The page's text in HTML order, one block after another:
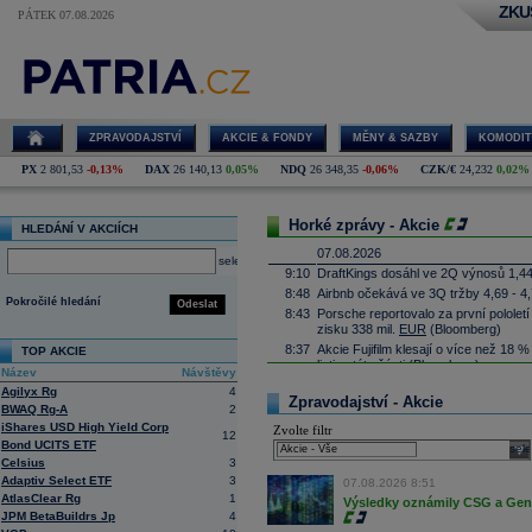
PÁTEK 07.08.2026
ZPRAVODAJSTVÍ AKCIE & FONDY MĚNY & SAZBY
PX 2 801,53 -0,13% DAX 26 140,13 0,05% NDQ 26 348,35 -0,06% CZK/€ 24,232 0,02%
HLEDÁNÍ V AKCIÍCH
select
Odeslat
Pokročilé hledání
TOP AKCIE
Název
Návštěvy
Agilyx Rg
4
BWAQ Rg-A
2
iShares USD High Yield Corp
Bond UCITS ETF
12
Celsius
3
Adaptiv Select ETF
3
AtlasClear Rg
1
JPM BetaBuildrs Jp
4
Horké zprávy - Akcie
07.08.2026
9:10 DraftKings dosáhl ve 2Q výnosů
8:48 Airbnb očekává ve 3Q tržby 4,69 -
8:43 Porsche reportovalo za první
zisku 338 mil. EUR (Bloomberg)
8:37 Akcie Fujifilm klesají o více než 18
listing této části(Bloomberg)
10,6 procenta na rekordních 4,87
čistý zisk na 15,87 miliardy zlotých
8:17 Soud v americkém státě Nové
lidem. Dále firmě nařídil, aby
státě (ČTK)
8:06 Antivirová společnost Gen Digital v
Zpravodajství - Akcie
Zvolte filtr
07.08.2026 8:51
Výsledky oznámily CSG a